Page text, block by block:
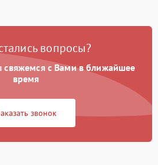
2000 ₽ Подробнее →
1500 ₽
1500 ₽ Подробнее →
вопросы?
свяжемся с Вами в ближайшее
время
звонок